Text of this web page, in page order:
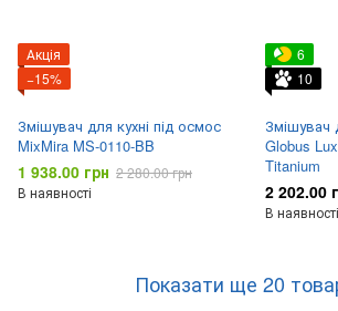
Акція
−15%
Змішувач для кухні під осмос
MixMira MS-0110-BB
1 938.00 грн 2 280.00 грн
В наявності
6
10
Змішувач
Globus
Titanium
2 202.00
В наявності
Показати ще 20